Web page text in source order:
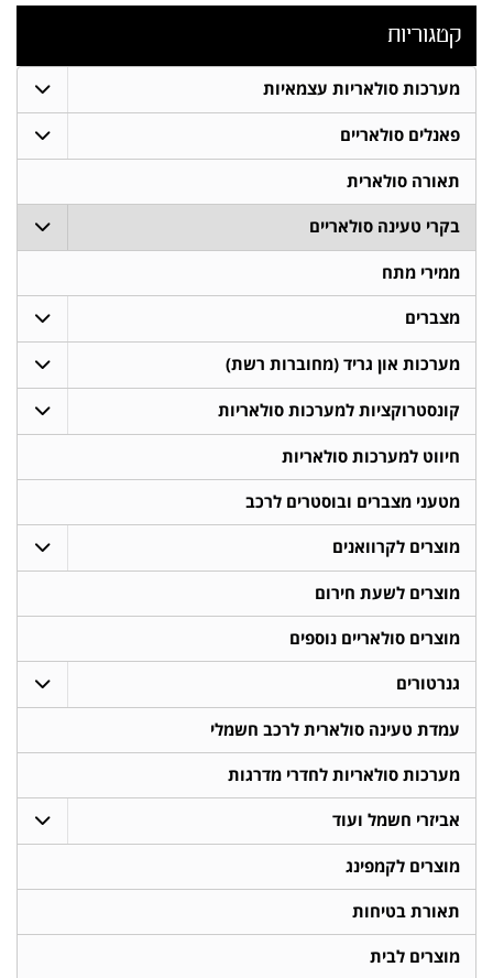
קטגוריות
מערכות סולאריות עצמאיות
פאנלים סולאריים
תאורה סולארית
בקרי טעינה סולאריים
ממירי מתח
מצברים
מערכות און גריד (מחוברות רשת)
קונסטרוקציות למערכות סולאריות
חיווט למערכות סולאריות
מטעני מצברים ובוסטרים לרכב
מוצרים לקרוואנים
מוצרים לשעת חירום
מוצרים סולאריים נוספים
גנרטורים
עמדת טעינה סולארית לרכב חשמלי
מערכות סולאריות לחדרי מדרגות
אביזרי חשמל ועוד
מוצרים לקמפינג
תאורת בטיחות
מוצרים לבית